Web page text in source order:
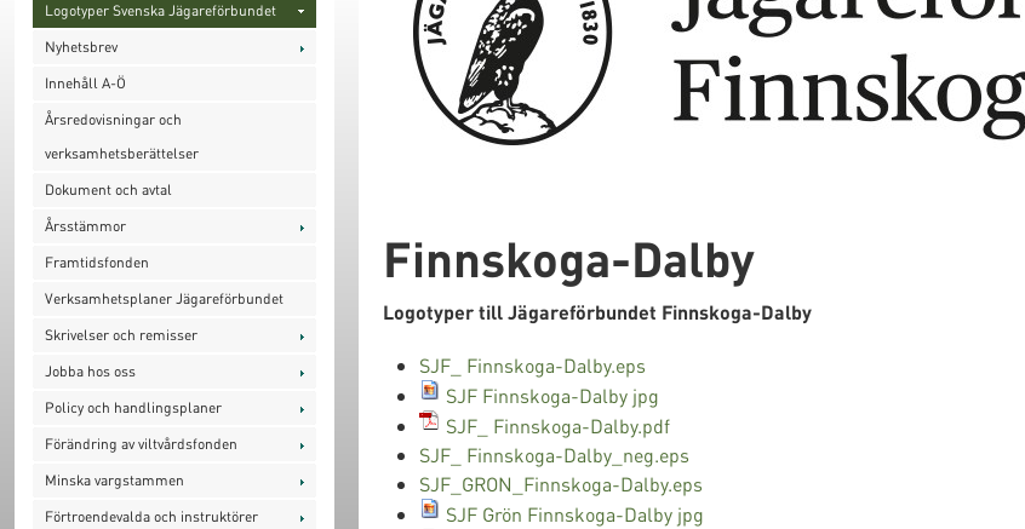
Logotyper Svenska Jägareförbundet
Nyhetsbrev
Innehåll A-Ö
Årsredovisningar och
verksamhetsberättelser
Dokument och avtal
Årsstämmor
Framtidsfonden
Verksamhetsplaner Jägareförbundet
Skrivelser och remisser
Jobba hos oss
Policy och handlingsplaner
Förändring av viltvårdsfonden
Minska vargstammen
Förtroendevalda och instruktörer
Finnskoga-Dalby
Logotyper till Jägareförbundet Finnskoga-Dalby
SJF_ Finnskoga-Dalby.eps
SJF Finnskoga-Dalby jpg
SJF_ Finnskoga-Dalby.pdf
SJF_ Finnskoga-Dalby_neg.eps
SJF_GRON_Finnskoga-Dalby.eps
SJF Grön Finnskoga-Dalby jpg